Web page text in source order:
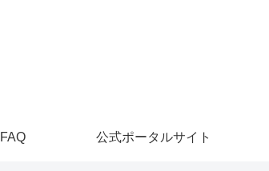
FAQ 公式ポータルサイト